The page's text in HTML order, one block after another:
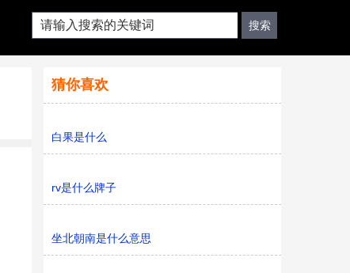
猜你喜欢
白果是什么
rv是什么牌子
坐北朝南是什么意思